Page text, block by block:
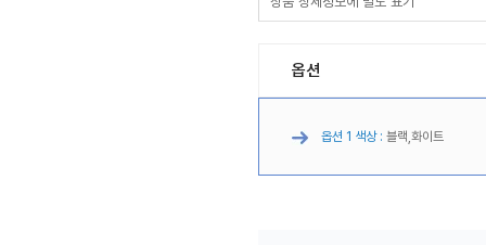
옵션
옵션 1 색상 : 블랙,화이트